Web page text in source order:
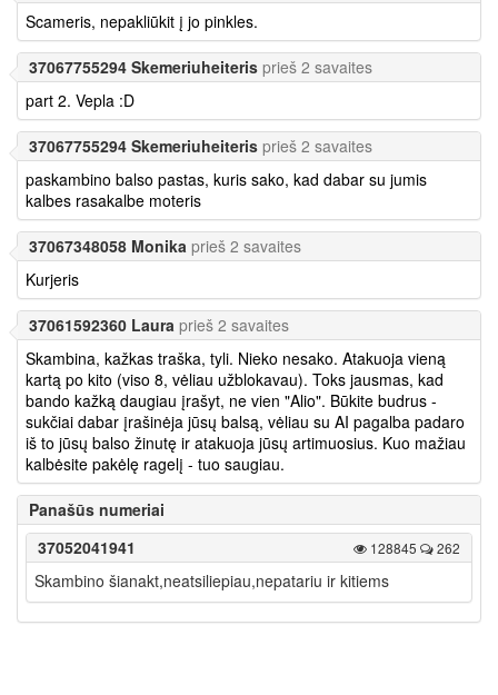
Scameris, nepakliūkit į jo pinkles.
37067755294 Skemeriuheiteris prieš 2 savaites
part 2. Vepla :D
37067755294 Skemeriuheiteris prieš 2 savaites
paskambino balso pastas, kuris sako, kad dabar su jumis
kalbes rasakalbe moteris
37067348058 Monika prieš 2 savaites
Kurjeris
37061592360 Laura prieš 2 savaites
Skambina, kažkas traška, tyli. Nieko nesako. Atakuoja vieną
kartą po kito (viso 8, vėliau užblokavau). Toks jausmas, kad
bando kažką daugiau įrašyt, ne vien "Alio". Būkite budrus -
sukčiai dabar įrašinėja jūsų balsą, vėliau su AI pagalba padaro
iš to jūsų balso žinutę ir atakuoja jūsų artimuosius. Kuo mažiau
kalbėsite pakėlę ragelį - tuo saugiau.
Panašūs numeriai
37052041941
128845 262
Skambino šianakt,neatsiliepiau,nepatariu ir kitiems